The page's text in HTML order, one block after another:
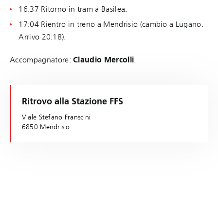
16:37 Ritorno in tram a Basilea.
17:04 Rientro in treno a Mendrisio (cambio a Lugano.
Arrivo 20:18).
Accompagnatore:Claudio Mercolli.
Ritrovo alla Stazione FFS
Viale Stefano Franscini
6850 Mendrisio